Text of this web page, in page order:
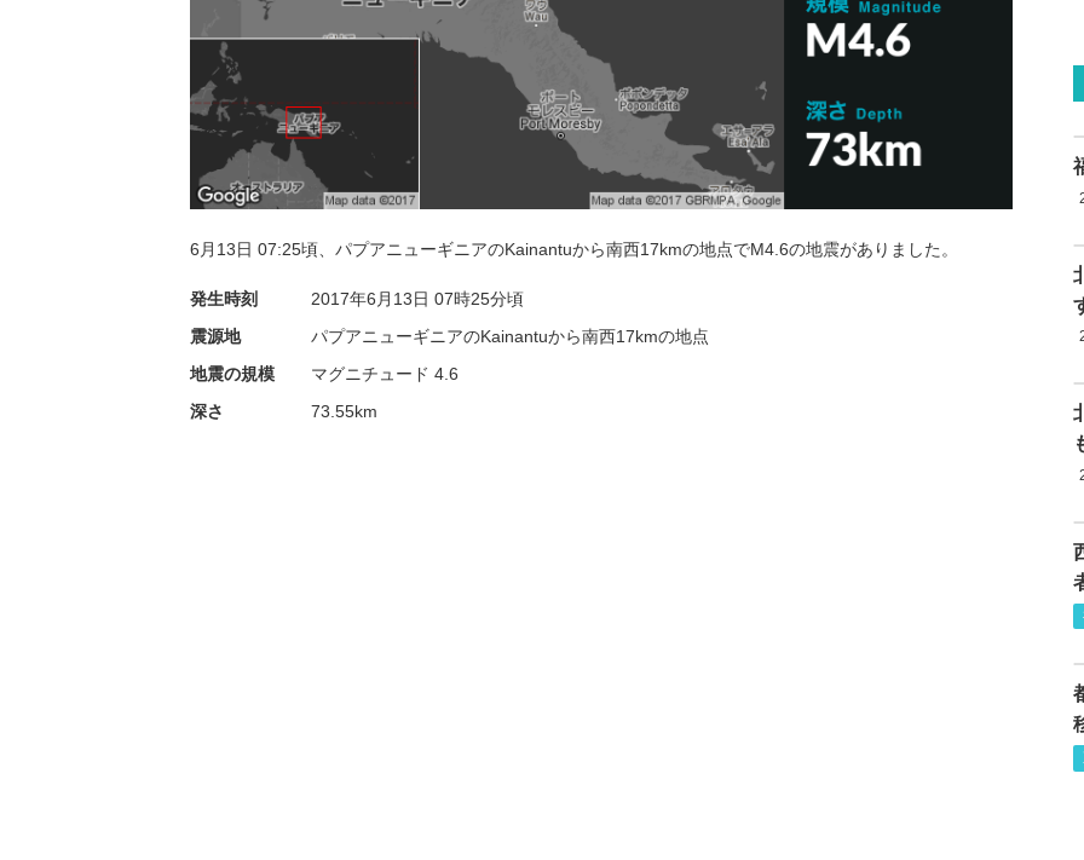
6月13日 07:25頃、パプアニューギニアのKainantuから南西17kmの地点でM4.6の地震がありました。
発生時刻 2017年6月13日 07時25分頃
震源地
パプアニューギニアのKainantuから南西17kmの地点
地震の規模
マグニチュード 4.6
深さ
73.55km